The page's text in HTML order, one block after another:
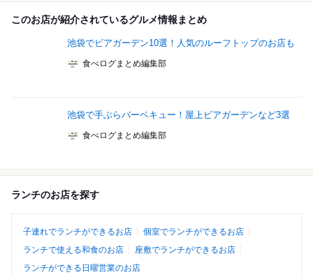
このお店が紹介されているグルメ情報まとめ
池袋でビアガーデン10選！人気のルーフトップのお店も
食べログまとめ編集部
池袋で手ぶらバーベキュー！屋上ビアガーデンなど3選
食べログまとめ編集部
ランチのお店を探す
子連れでランチができるお店
個室でランチができるお店
ランチで使える和食のお店
座敷でランチができるお店
ランチができる日曜営業のお店